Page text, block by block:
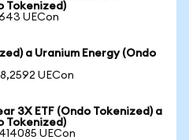
Tokenized)
UECon
a Uranium Energy (Ondo
UECon
3X ETF (Ondo Tokenized) a
Tokenized)
UECon